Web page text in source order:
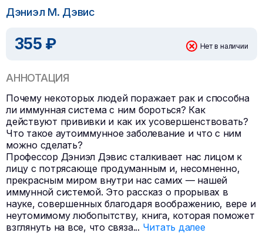
Дэниэл М. Дэвис
355 ₽ Нет в наличии
АННОТАЦИЯ
Почему некоторых людей поражает рак и способна
ли иммунная система с ним бороться? Как
действуют прививки и как их усовершенствовать?
Что такое аутоиммунное заболевание и что с ним
можно сделать?
Профессор Дэниэл Дэвис сталкивает нас лицом к
лицу с потрясающе продуманным и, несомненно,
прекрасным миром внутри нас самих — нашей
иммунной системой. Это рассказ о прорывах в
науке, совершенных благодаря воображению, вере и
неутомимому любопытству, книга, которая поможет
взглянуть на все, что связа... Читать далее